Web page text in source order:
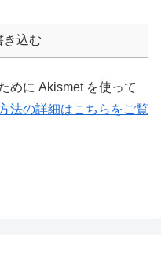
き込む
めに Akismet を使って
法の詳細はこちらをご覧